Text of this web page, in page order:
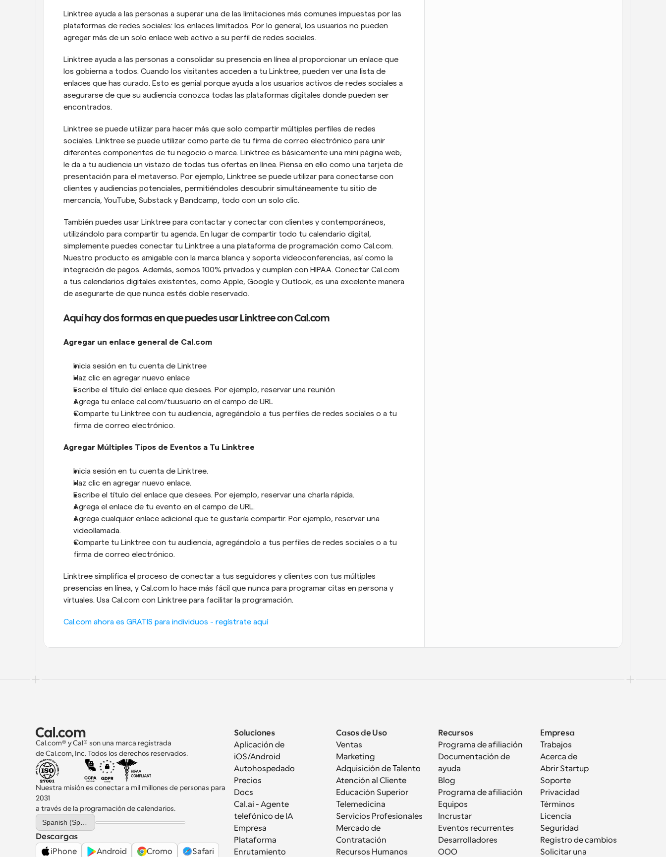
Linktree ayuda a las personas a superar una de las limitaciones más comunes impuestas por las
plataformas de redes sociales: los enlaces limitados. Por lo general, los usuarios no pueden
agregar más de un solo enlace web activo a su perfil de redes sociales.
Linktree ayuda a las personas a consolidar su presencia en línea al proporcionar un enlace que
los gobierna a todos. Cuando los visitantes acceden a tu Linktree, pueden ver una lista de
enlaces que has curado. Esto es genial porque ayuda a los usuarios activos de redes sociales a
asegurarse de que su audiencia conozca todas las plataformas digitales donde pueden ser
encontrados.
Linktree se puede utilizar para hacer más que solo compartir múltiples perfiles de redes
sociales. Linktree se puede utilizar como parte de tu firma de correo electrónico para unir
diferentes componentes de tu negocio o marca. Linktree es básicamente una mini página web;
le da a tu audiencia un vistazo de todas tus ofertas en línea. Piensa en ello como una tarjeta de
presentación para el metaverso. Por ejemplo, Linktree se puede utilizar para conectarse con
clientes y audiencias potenciales, permitiéndoles descubrir simultáneamente tu sitio de
mercancía, YouTube, Substack y Bandcamp, todo con un solo clic.
También puedes usar Linktree para contactar y conectar con clientes y contemporáneos,
utilizándolo para compartir tu agenda. En lugar de compartir todo tu calendario digital,
simplemente puedes conectar tu Linktree a una plataforma de programación como Cal.com.
Nuestro producto es amigable con la marca blanca y soporta videoconferencias, así como la
integración de pagos. Además, somos 100% privados y cumplen con HIPAA. Conectar Cal.com
a tus calendarios digitales existentes, como Apple, Google y Outlook, es una excelente manera
de asegurarte de que nunca estés doble reservado.
Aquí hay dos formas en que puedes usar Linktree con Cal.com
Agregar un enlace general de Cal.com
Inicia sesión en tu cuenta de Linktree
Haz clic en agregar nuevo enlace
Escribe el título del enlace que desees. Por ejemplo, reservar una reunión
Agrega tu enlace cal.com/tuusuario en el campo de URL
Comparte tu Linktree con tu audiencia, agregándolo a tus perfiles de redes sociales o a tu
firma de correo electrónico.
Agregar Múltiples Tipos de Eventos a Tu Linktree
Inicia sesión en tu cuenta de Linktree.
Haz clic en agregar nuevo enlace.
Escribe el título del enlace que desees. Por ejemplo, reservar una charla rápida.
Agrega el enlace de tu evento en el campo de URL.
Agrega cualquier enlace adicional que te gustaría compartir. Por ejemplo, reservar una
videollamada.
Comparte tu Linktree con tu audiencia, agregándolo a tus perfiles de redes sociales o a tu
firma de correo electrónico.
Linktree simplifica el proceso de conectar a tus seguidores y clientes con tus múltiples
presencias en línea, y Cal.com lo hace más fácil que nunca para programar citas en persona y
virtuales. Usa Cal.com con Linktree para facilitar la programación.
Cal.com ahora es GRATIS para individuos - regístrate aquí
Cal.com® y Cal® son una marca registrada
de Cal.com, Inc. Todos los derechos reservados.
Nuestra misión es conectar a mil millones de personas para
2031
a través de la programación de calendarios.
Select Language
Descargas
iPhone
Android Cromo Safari
Soluciones
Aplicación de
iOS/Android
Autohospedado
Precios
Docs
Cal.ai - Agente
telefónico de IA
Empresa
Plataforma
Enrutamiento
Casos de Uso
Ventas
Marketing
Adquisición de Talento
Atención al Cliente
Educación Superior
Telemedicina
Servicios Profesionales
Mercado de
Contratación
Recursos Humanos
Recursos
Programa de afiliación
Documentación de
ayuda
Blog
Programa de afiliación
Equipos
Incrustar
Eventos recurrentes
Desarrolladores
OOO
Empresa
Trabajos
Acerca de
Abrir Startup
Soporte
Privacidad
Términos
Licencia
Seguridad
Registro de cambios
Solicitar una